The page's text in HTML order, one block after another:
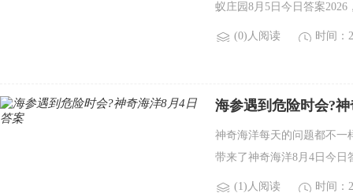
蚁庄园8月5日今日答案
(0)人阅读 时间：
海参遇到危险时会?
神奇海洋每天的问题都不一
带来了神奇海洋8月4日今日
(1)人阅读 时间：